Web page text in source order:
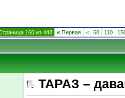
160 из 448 « Первая < 60 110
ТАРАЗ –